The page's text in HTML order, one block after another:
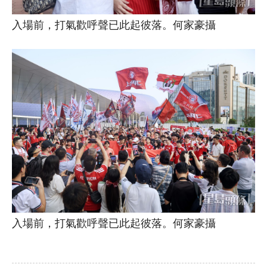
入場前，打氣歡呼聲已此起彼落。何家豪攝
入場前，打氣歡呼聲已此起彼落。何家豪攝